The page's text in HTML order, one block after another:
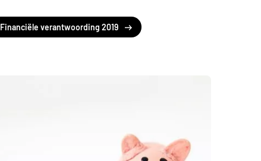
Financiële verantwoording 2019